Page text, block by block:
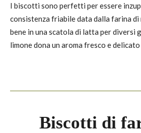
I biscotti sono perfetti per essere
consistenza friabile data dalla farina di
bene in una scatola di latta per diversi
limone dona un aroma fresco e delicato
Biscotti di